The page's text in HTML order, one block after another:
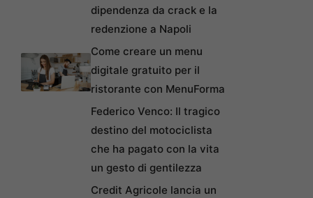
dipendenza da crack e la
redenzione a Napoli
Come creare un menu
digitale gratuito per il
ristorante con MenuForma
Federico Venco: Il tragico
destino del motociclista
che ha pagato con la vita
un gesto di gentilezza
Credit Agricole lancia un